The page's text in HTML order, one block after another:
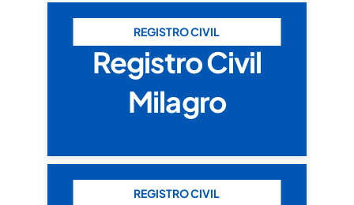
REGISTRO CIVIL
Registro Civil
Milagro
REGISTRO CIVIL